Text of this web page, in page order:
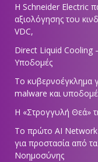
Η Schneider Electric
αξιολόγησης του
VDC,
Direct Liquid Cooling
Υποδομές
Το κυβερνοέγκλημα
malware και
Η «Στρογγυλή Θεά»
Tο πρώτο AI Network
για προστασία από
Νοημοσύνης